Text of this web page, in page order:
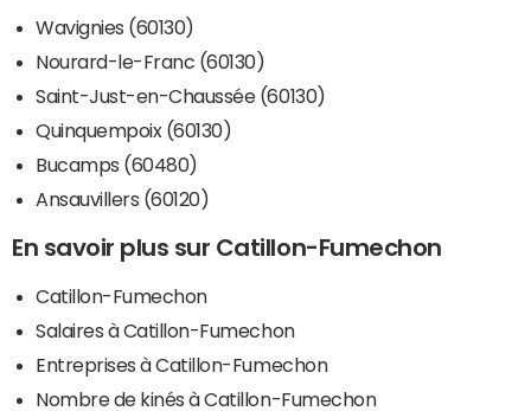
Wavignies (60130)
Nourard-le-Franc (60130)
Saint-Just-en-Chaussée (60130)
Quinquempoix (60130)
Bucamps (60480)
Ansauvillers (60120)
En savoir plus sur Catillon-Fumechon
Catillon-Fumechon
Salaires à Catillon-Fumechon
Entreprises à Catillon-Fumechon
Nombre de kinés à Catillon-Fumechon